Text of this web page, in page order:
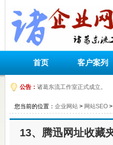
首页 客户案列
公告： 诸葛东流工作室正式成立。
您当前的位置： 企业网站 > 网站SEO >
13、腾迅网址收藏